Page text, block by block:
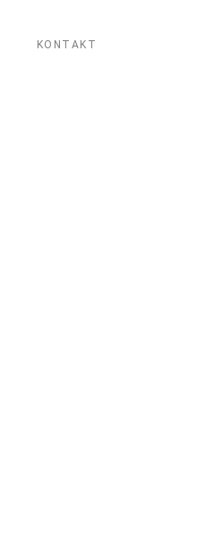
KONTAKT